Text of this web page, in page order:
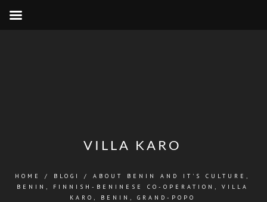
VILLA KARO
HOME / BLOGI / ABOUT BENIN AND IT'S CULTURE
BENIN
FINNISH-BENINESE CO-OPERATION
VILLA
KARO, BENIN, GRAND-POPO